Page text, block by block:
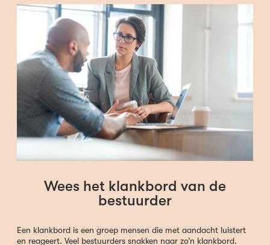
Wees het klankbord van de
bestuurder
Een klankbord is een groep mensen die met aandacht luistert
en reageert. Veel bestuurders snakken naar zo’n klankbord.